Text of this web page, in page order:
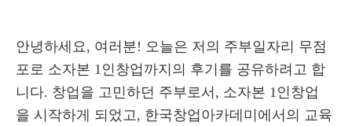
안녕하세요, 여러분! 오늘은 저의 주부일자리 무점
포로 소자본 1인창업까지의 후기를 공유하려고 합
니다. 창업을 고민하던 주부로서, 소자본 1인창업
을 시작하게 되었고, 한국창업아카데미에서의 교육